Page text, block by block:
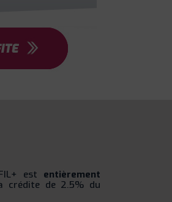
est entièrement
crédite de 2.5% du